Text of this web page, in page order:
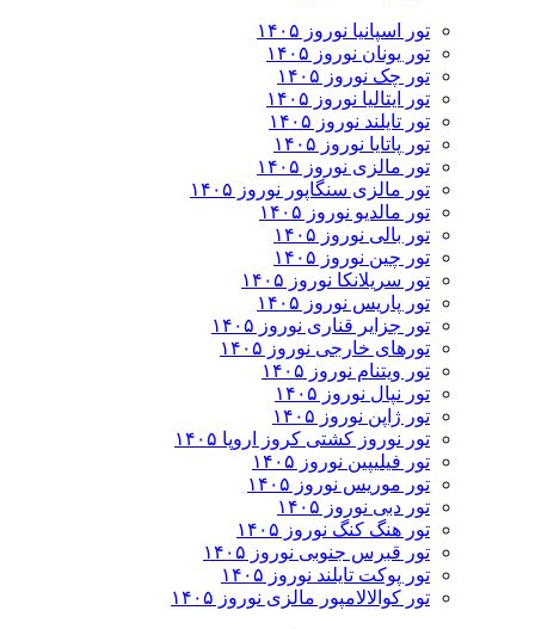
تور اسپانیا نوروز ۱۴۰۵
تور یونان نوروز ۱۴۰۵
تور چک نوروز ۱۴۰۵
تور ایتالیا نوروز ۱۴۰۵
تور تایلند نوروز ۱۴۰۵
تور پاتایا نوروز ۱۴۰۵
تور مالزی نوروز ۱۴۰۵
تور مالزی سنگاپور نوروز ۱۴۰۵
تور مالدیو نوروز ۱۴۰۵
تور بالی نوروز ۱۴۰۵
تور چين نوروز ۱۴۰۵
تور سریلانکا نوروز ۱۴۰۵
تور پاریس نوروز ۱۴۰۵
تور جزایر قناری نوروز ۱۴۰۵
تورهای خارجی نوروز ۱۴۰۵
تور ویتنام نوروز ۱۴۰۵
تور نپال نوروز ۱۴۰۵
تور ژاپن نوروز ۱۴۰۵
تور نوروز کشتی کروز اروپا ۱۴۰۵
تور فیلیپین نوروز ۱۴۰۵
تور موریس نوروز ۱۴۰۵
تور دبی نوروز ۱۴۰۵
تور هنگ کنگ نوروز ۱۴۰۵
تور قبرس جنوبی نوروز ۱۴۰۵
تور پوکت تایلند نوروز ۱۴۰۵
تور کوالالامپور مالزی نوروز ۱۴۰۵